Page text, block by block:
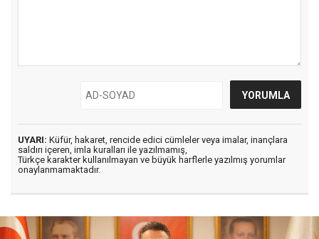
UYARI: Küfür, hakaret, rencide edici cümleler veya imalar, inançlara
saldırı içeren, imla kuralları ile yazılmamış,
Türkçe karakter kullanılmayan ve büyük harflerle yazılmış yorumlar
onaylanmamaktadır.